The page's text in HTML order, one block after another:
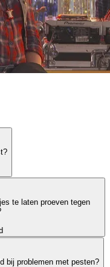
te laten proeven tegen
bij problemen met pesten?